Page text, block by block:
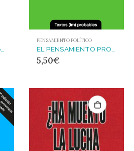
PENSAMIENTO POLÍTICO
5,50€